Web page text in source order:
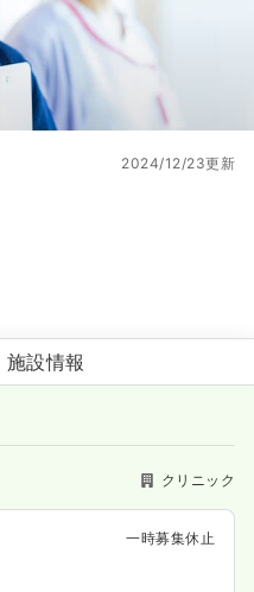
2024/12/23更新
ニック
施設情報
クリニック
一時募集休止